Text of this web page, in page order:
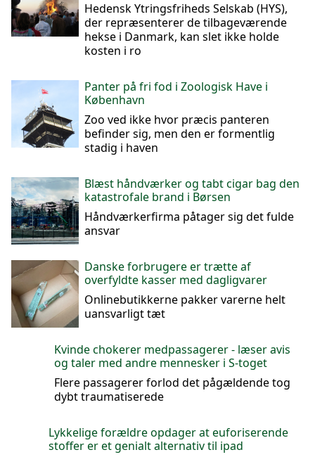
Hedensk Ytringsfriheds Selskab (HYS),
der repræsenterer de tilbageværende
hekse i Danmark, kan slet ikke holde
kosten i ro
Panter på fri fod i Zoologisk Have i
København
Zoo ved ikke hvor præcis panteren
befinder sig, men den er formentlig
stadig i haven
Blæst håndværker og tabt cigar bag den
katastrofale brand i Børsen
Håndværkerfirma påtager sig det fulde
ansvar
Danske forbrugere er trætte af
overfyldte kasser med dagligvarer
Onlinebutikkerne pakker varerne helt
uansvarligt tæt
Kvinde chokerer medpassagerer - læser avis
og taler med andre mennesker i S-toget
Flere passagerer forlod det pågældende tog
dybt traumatiserede
Lykkelige forældre opdager at euforiserende
stoffer er et genialt alternativ til ipad